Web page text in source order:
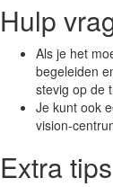
Hulp
Als je het
begeleiden
stevig op de
Je kunt ook
vision-
Extra tips